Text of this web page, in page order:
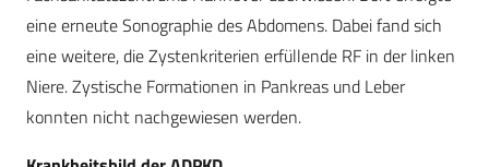
eine erneute Sonographie des Abdomens. Dabei fand sich
eine weitere, die Zystenkriterien erfüllende RF in der linken
Niere. Zystische Formationen in Pankreas und Leber
konnten nicht nachgewiesen werden.